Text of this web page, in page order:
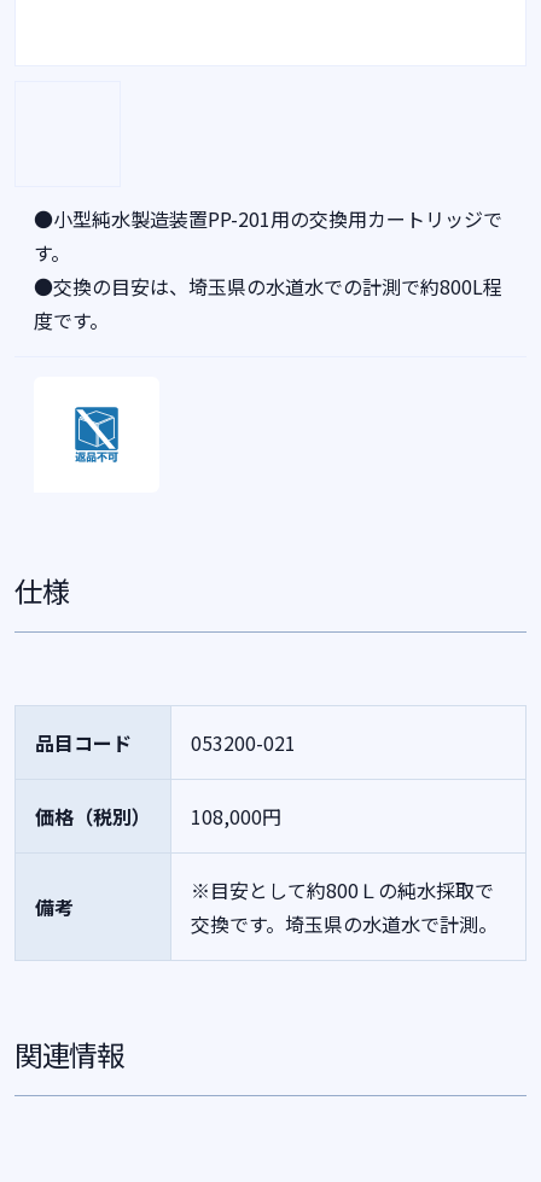
●小型純水製造装置PP-201用の交換用カートリッジで
す。
●交換の目安は、埼玉県の水道水での計測で約800L程
度です。
仕様
品目コード 053200-021
価格（税別） 108,000円
備考
※目安として約800Ｌの純水採取で
交換です。埼玉県の水道水で計測。
関連情報